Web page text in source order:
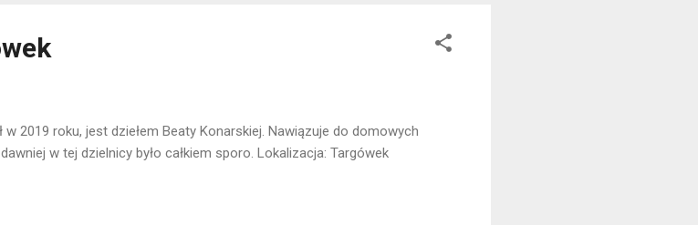
w 2019 roku, jest dziełem Beaty Konarskiej. Nawiązuje do domowych
w tej dzielnicy było całkiem sporo. Lokalizacja: Targówek